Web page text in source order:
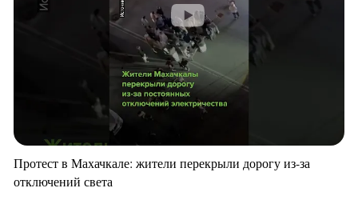
Протест в Махачкале: жители перекрыли дорогу из-за
отключений света